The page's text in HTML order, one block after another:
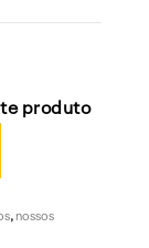
produto
, nossos